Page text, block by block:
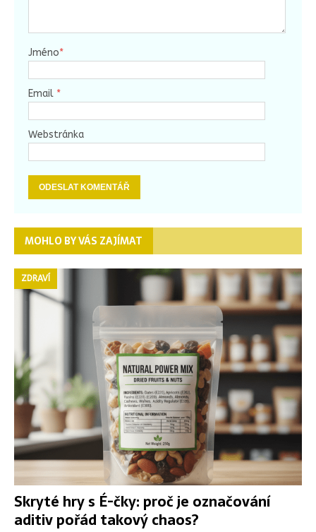
Jméno*
Email *
Webstránka
MOHLO BY VÁS ZAJÍMAT
Skryté hry s É-čky: proč je označování
aditiv pořád takový chaos?
ZDRAVÍ